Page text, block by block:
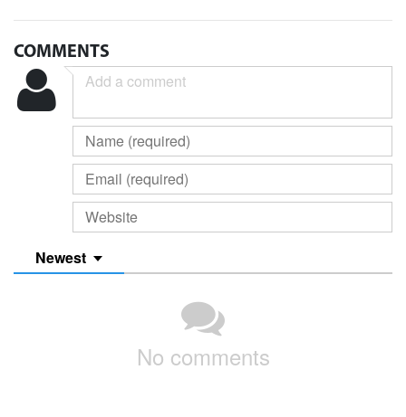
COMMENTS
Newest
No comments